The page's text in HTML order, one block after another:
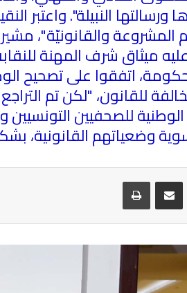
ورسالتها النبيلة".
والقانونيّة"،
ميثاق شرف المهنة
اتفقوا على
للقانون، "لكن تم
للصحفيين
وضعياتهم القانونية،
مشاركة عبر البريد طباعة